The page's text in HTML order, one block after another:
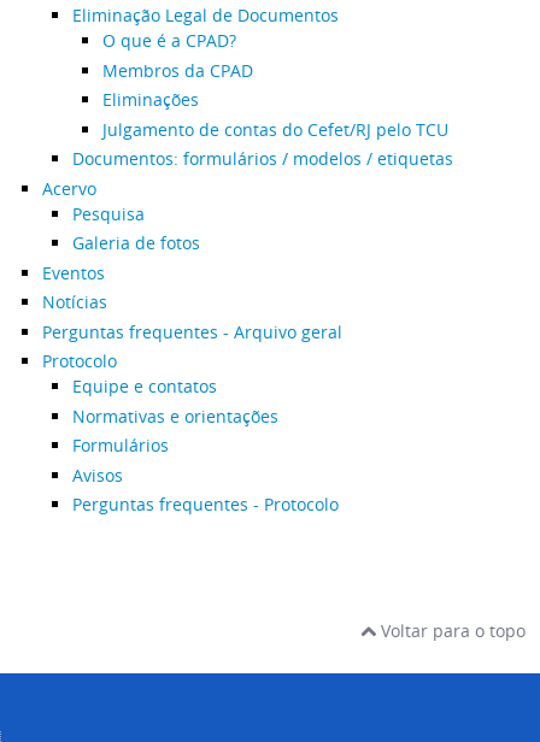
Eliminação Legal de Documentos
O que é a CPAD?
Membros da CPAD
Eliminações
Julgamento de contas do Cefet/RJ pelo TCU
Documentos: formulários / modelos / etiquetas
Acervo
Pesquisa
Galeria de fotos
Eventos
Notícias
Perguntas frequentes - Arquivo geral
Protocolo
Equipe e contatos
Normativas e orientações
Formulários
Avisos
Perguntas frequentes - Protocolo
Voltar para o topo